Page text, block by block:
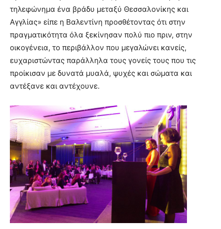
τηλεφώνημα ένα βράδυ μεταξύ Θεσσαλονίκης και
Αγγλίας» είπε η Βαλεντίνη προσθέτοντας ότι στην
πραγματικότητα όλα ξεκίνησαν πολύ πιο πριν, στην
οικογένεια, το περιβάλλον που μεγαλώνει κανείς,
ευχαριστώντας παράλληλα τους γονείς τους που τις
προίκισαν με δυνατά μυαλά, ψυχές και σώματα και
αντέξανε και αντέχουνε.